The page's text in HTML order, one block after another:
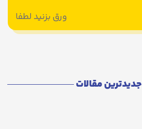
ورق بزنید لطفا
جدیدترین مقالات